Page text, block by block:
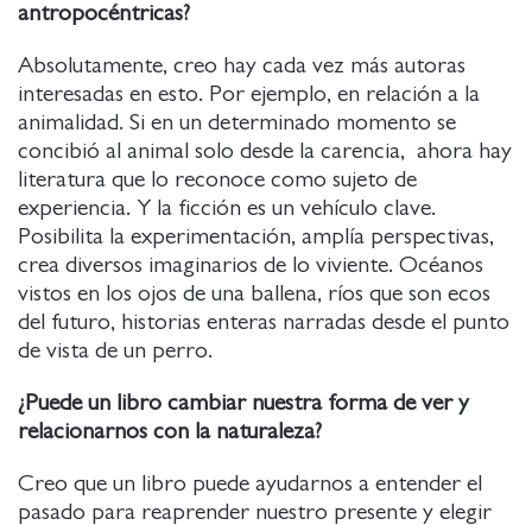
antropocéntricas?
Absolutamente, creo hay cada vez más autoras
interesadas en esto. Por ejemplo, en relación a la
animalidad. Si en un determinado momento se
concibió al animal solo desde la carencia, ahora hay
literatura que lo reconoce como sujeto de
experiencia. Y la ficción es un vehículo clave.
Posibilita la experimentación, amplía perspectivas,
crea diversos imaginarios de lo viviente. Océanos
vistos en los ojos de una ballena, ríos que son ecos
del futuro, historias enteras narradas desde el punto
de vista de un perro.
¿Puede un libro cambiar nuestra forma de ver y
relacionarnos con la naturaleza?
Creo que un libro puede ayudarnos a entender el
pasado para reaprender nuestro presente y elegir